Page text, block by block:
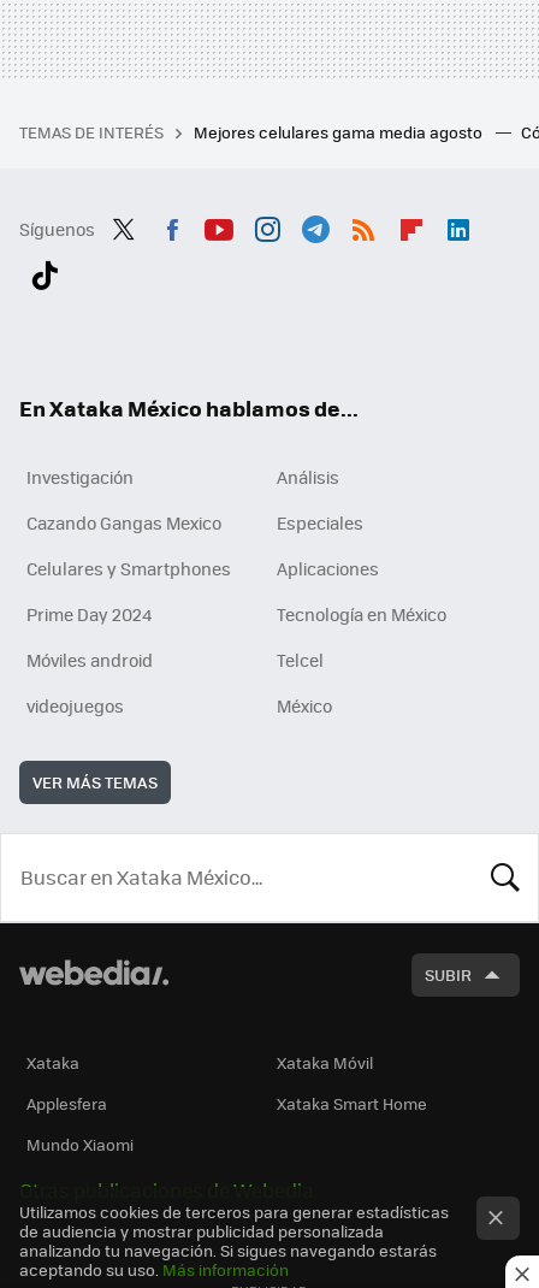
TEMAS DE INTERÉS Mejores celulares gama media agosto
Síguenos
En Xataka México hablamos de...
Investigación
Análisis
Cazando Gangas Mexico
Especiales
Celulares y Smartphones
Aplicaciones
Prime Day 2024
Tecnología en México
Móviles android
Telcel
videojuegos
México
VER MÁS TEMAS
SUBIR
Xataka
Xataka Móvil
Applesfera
Xataka Smart Home
Mundo Xiaomi
Otras publicaciones de Webedia
Utilizamos cookies de terceros para generar estadísticas
de audiencia y mostrar publicidad personalizada
analizando tu navegación. Si sigues navegando estarás
aceptando su uso. Más información